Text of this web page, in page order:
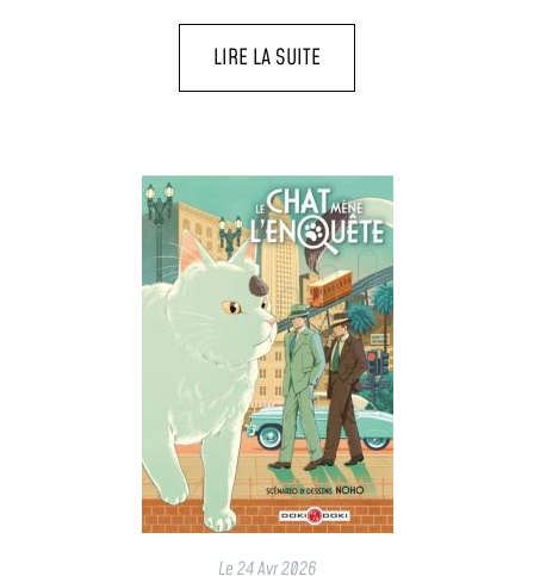
LIRE LA SUITE
Le24 Avr 2026